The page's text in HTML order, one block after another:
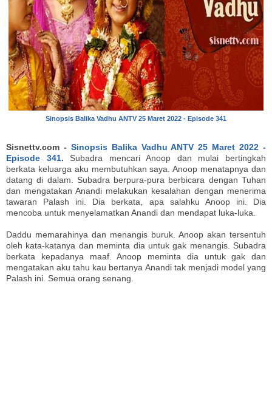
Sinopsis Balika Vadhu ANTV 25 Maret 2022 - Episode 341
Sisnettv.com - Sinopsis Balika Vadhu ANTV 25 Maret 2022 -
Episode 341. Subadra mencari Anoop dan mulai bertingkah
berkata keluarga aku membutuhkan saya. Anoop menatapnya dan
datang di dalam. Subadra berpura-pura berbicara dengan Tuhan
dan mengatakan Anandi melakukan kesalahan dengan menerima
tawaran Palash ini. Dia berkata, apa salahku Anoop ini. Dia
mencoba untuk menyelamatkan Anandi dan mendapat luka-luka.
Daddu memarahinya dan menangis buruk. Anoop akan tersentuh
oleh kata-katanya dan meminta dia untuk gak menangis. Subadra
berkata kepadanya maaf. Anoop meminta dia untuk gak dan
mengatakan aku tahu kau bertanya Anandi tak menjadi model yang
Palash ini. Semua orang senang.